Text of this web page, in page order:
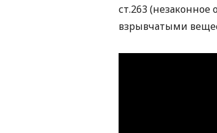
ст.263
взрывчатыми